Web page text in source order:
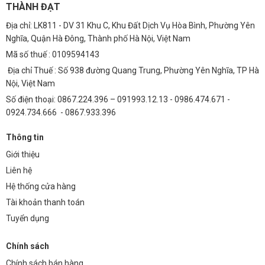
Quạt trần 225 được thiết kế dễ dàng lắp đặt. Tuy nhiên, để đảm bảo
an toàn và hiệu quả, chúng tôi khuyến khích bạn nên sử dụng dịch vụ
lắp đặt chuyên nghiệp.
4. Vật liệu nào được sử dụng trong quạt?
Quạt trần 225 sử dụng nhựa ABS cao cấp cho cánh quạt và động cơ
5. Có bảo hành khi mua sản phẩm không?
Có, Thành Đạt LED TDL cung cấp chế độ bảo hành 12 tháng cho quạt
trần trang trí 225.
6. Quạt này có tiếng ồn nhiều không?
Không, quạt trần 225 sử dụng động cơ DC không chổi than, hoạt
7. Quạt sử dụng có tiết kiệm điện không?
THÀNH ĐẠT
Địa chỉ: LK811 - DV 31 Khu C, Khu Đất Dịch Vụ Hòa Bình, Phường Yên
Nghĩa, Quận Hà Đông, Thành phố Hà Nội, Việt Nam
Mã số thuế : 0109594143
Địa chỉ Thuế : Số 938 đường Quang Trung, Phường Yên Nghĩa, TP Hà
Nội, Việt Nam
Số điện thoại: 0867.224.396 – 091993.12.13 - 0986.474.671 -
0924.734.666 - 0867.933.396
Thông tin
Giới thiệu
Liên hệ
Hệ thống cửa hàng
Tài khoản thanh toán
Tuyển dụng
Chính sách